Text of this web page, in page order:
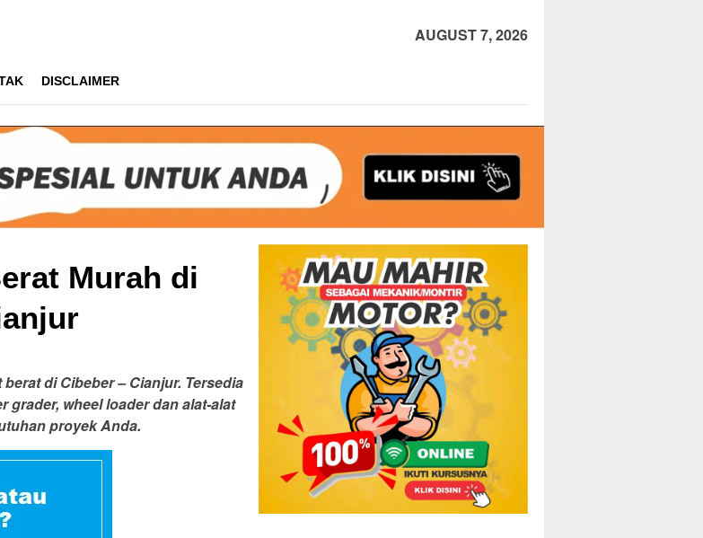
AUGUST 7, 2026
DISCLAIMER
Murah di
di Cibeber – Cianjur. Tersedia
grader, wheel loader dan alat-alat
proyek Anda.